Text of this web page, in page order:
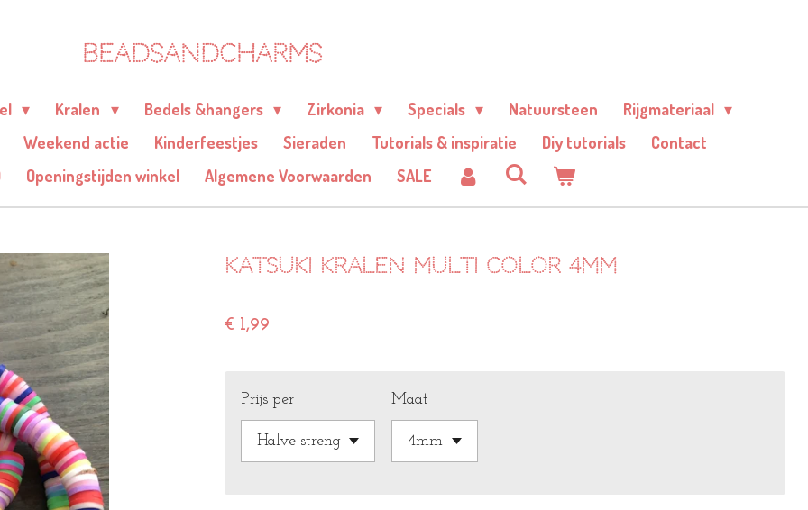
BEADSANDCHARMS
Kralen Bedels &hangers Zirkonia Specials Natuursteen
Rijgmateriaal
Weekend actie Kinderfeestjes Sieraden Tutorials & inspiratie Diy tutorials
Contact
Openingstijden winkel Algemene Voorwaarden SALE
Katsuki kralen multi color 4mm
€ 1,99
Prijs per Maat